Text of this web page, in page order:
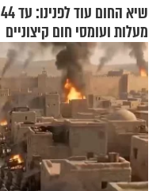
שיא החום עוד לפנינו: עד 44
מעלות ועומסי חום קיצוניים